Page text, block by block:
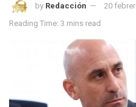
by Redacción
20
Reading Time: 3 mins read